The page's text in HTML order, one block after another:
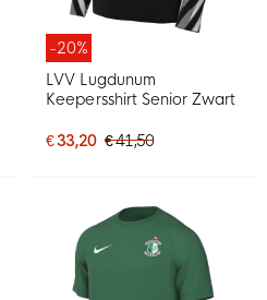
-20%
LVV Lugdunum
Keepersshirt Senior Zwart
€ 33,20 € 41,50